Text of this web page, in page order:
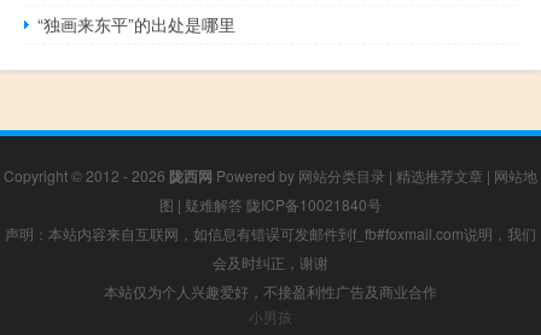
“独画来东平”的出处是哪里
Copyright © 2012 - 2026 陇西网 Powered by 网站分类目录 | 精选推荐文章 | 网站地
图 | 疑难解答 陇ICP备10021840号
声明：本站内容来自互联网，如信息有错误可发邮件到f_fb#foxmail.com说明，我们
会及时纠正，谢谢
本站仅为个人兴趣爱好，不接盈利性广告及商业合作
小男孩